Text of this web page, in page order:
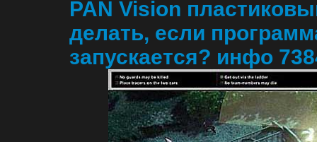
PAN Vision
делать, если
запускается? инфо